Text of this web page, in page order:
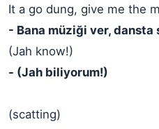
It a go dung, give me the
- Bana müziği ver, dansta
(Jah know!)
- (Jah biliyorum!)
(scatting)